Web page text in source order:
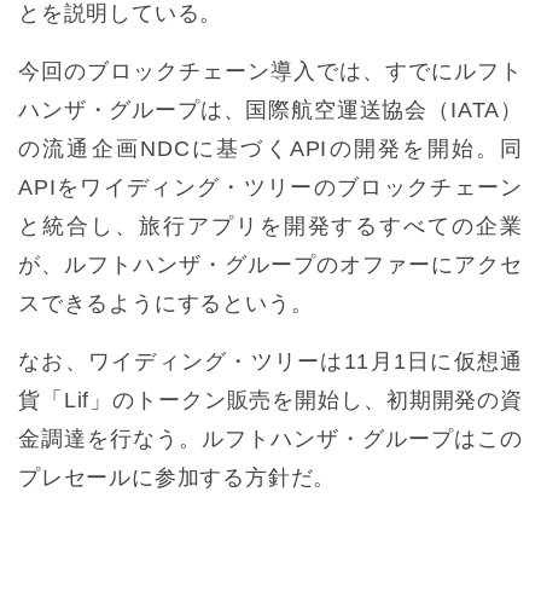
とを説明している。
今回のブロックチェーン導入では、すでにルフト
ハンザ・グループは、国際航空運送協会（IATA）
の流通企画NDCに基づくAPIの開発を開始。同
APIをワイディング・ツリーのブロックチェーン
と統合し、旅行アプリを開発するすべての企業
が、ルフトハンザ・グループのオファーにアクセ
スできるようにするという。
なお、ワイディング・ツリーは11月1日に仮想通
貨「Lif」のトークン販売を開始し、初期開発の資
金調達を行なう。ルフトハンザ・グループはこの
プレセールに参加する方針だ。